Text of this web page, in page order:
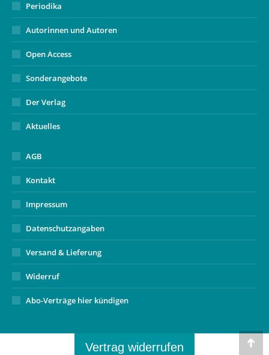
Periodika
Autorinnen und Autoren
Open Access
Sonderangebote
Der Verlag
Aktuelles
AGB
Kontakt
Impressum
Datenschutzangaben
Versand & Lieferung
Widerruf
Abo-Verträge hier kündigen
Go
Vertrag widerrufen